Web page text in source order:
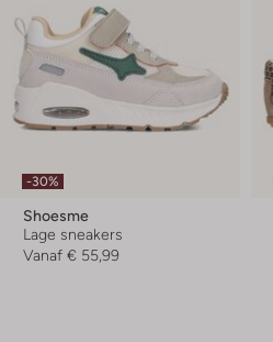
-30%
Shoesme
Lage sneakers
Vanaf € 55,99